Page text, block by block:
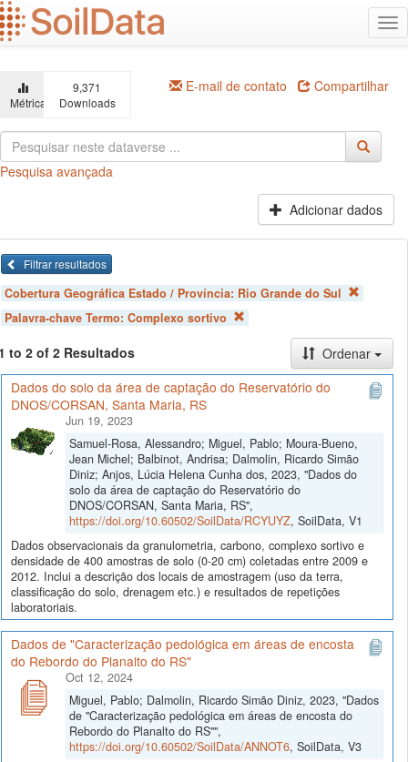
Ir
para
o
principal
Métricas
9,371
Downloads
E-mail de contato Compartilhar
Pesquisa avançada
Adicionar dados
Filtrar resultados
Cobertura Geográfica Estado / Província: Rio Grande do Sul
Palavra-chave Termo: Complexo sortivo
to 2 of 2 Resultados
Ordenar
Dados do solo da área de captação do Reservatório do
DNOS/CORSAN, Santa Maria, RS
Jun 19, 2023
Samuel-Rosa, Alessandro; Miguel, Pablo; Moura-Bueno,
Jean Michel; Balbinot, Andrisa; Dalmolin, Ricardo Simão
Diniz; Anjos, Lúcia Helena Cunha dos, 2023, "Dados do
solo da área de captação do Reservatório do
DNOS/CORSAN, Santa Maria, RS",
https://doi.org/10.60502/SoilData/RCYUYZ, SoilData, V1
Dados observacionais da granulometria, carbono, complexo sortivo e
densidade de 400 amostras de solo (0-20 cm) coletadas entre 2009 e
2012. Inclui a descrição dos locais de amostragem (uso da terra,
classificação do solo, drenagem etc.) e resultados de repetições
laboratoriais.
Dados de "Caracterização pedológica em áreas de encosta
do Rebordo do Planalto do RS"
Oct 12, 2024
Miguel, Pablo; Dalmolin, Ricardo Simão Diniz, 2023, "Dados
de "Caracterização pedológica em áreas de encosta do
Rebordo do Planalto do RS"",
https://doi.org/10.60502/SoilData/ANNOT6, SoilData, V3